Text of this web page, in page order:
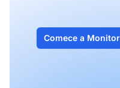
Comece a